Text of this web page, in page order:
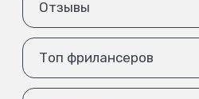
Отзывы
Топ фрилансеров